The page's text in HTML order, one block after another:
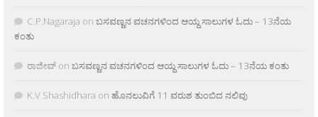
C.P.Nagaraja on ಬಸವಣ್ಣನ ವಚನಗಳಿಂದ ಆಯ್ದ ಸಾಲುಗಳ ಓದು – 13ನೆಯ
ಕಂತು
ರಾಜೀವ್ on ಬಸವಣ್ಣನ ವಚನಗಳಿಂದ ಆಯ್ದ ಸಾಲುಗಳ ಓದು – 13ನೆಯ ಕಂತು
K.V Shashidhara on ಹೊನಲುವಿಗೆ 11 ವರುಶ ತುಂಬಿದ ನಲಿವು